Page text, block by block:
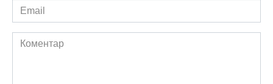
Email
*
Коментар